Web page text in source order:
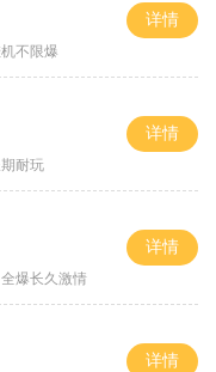
不限爆
详情
耐玩
详情
爆长久激情
详情
详情